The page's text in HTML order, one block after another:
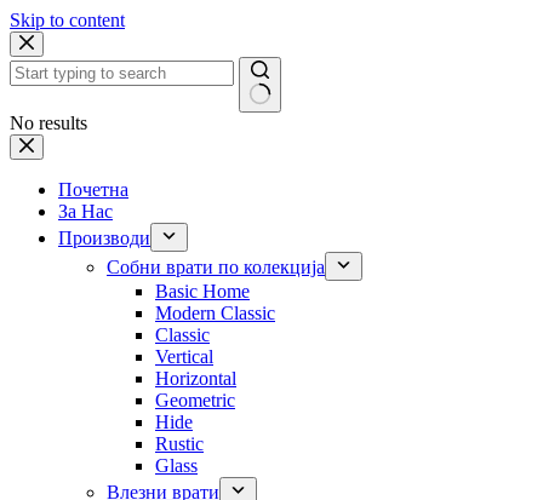
Skip to content
No results
Почетна
За Нас
Производи
Собни врати по колекција
Basic Home
Modern Classic
Classic
Vertical
Horizontal
Geometric
Hide
Rustic
Glass
Влезни врати